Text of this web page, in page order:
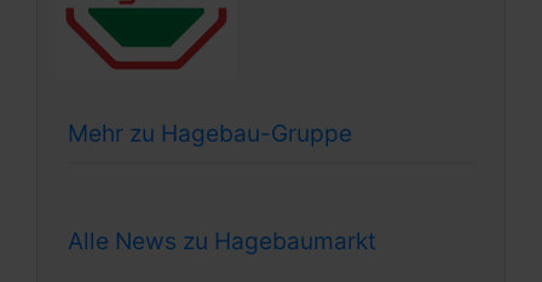
Mehr zu Hagebau-Gruppe
Alle News zu Hagebaumarkt